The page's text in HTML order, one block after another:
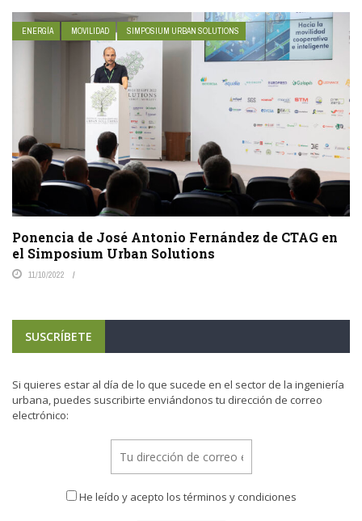
ENERGÍA MOVILIDAD SIMPOSIUM URBAN SOLUTIONS
Ponencia de José Antonio Fernández de CTAG en
el Simposium Urban Solutions
11/10/2022
SUSCRÍBETE
Si quieres estar al día de lo que sucede en el sector de la ingeniería
urbana, puedes suscribirte enviándonos tu dirección de correo
electrónico:
He leído y acepto los términos y condiciones